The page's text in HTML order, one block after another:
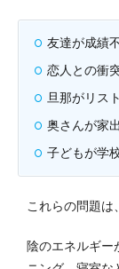
友達が成績
恋人との衝
旦那がリス
奥さんが家
子どもが学
これらの問題は
陰のエネルギー